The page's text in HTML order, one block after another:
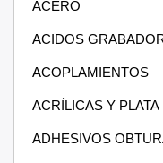
ACERO
ACIDOS
ACOPLAMIENTOS
ACRÍLICAS Y PLATA
ADHESIVOS